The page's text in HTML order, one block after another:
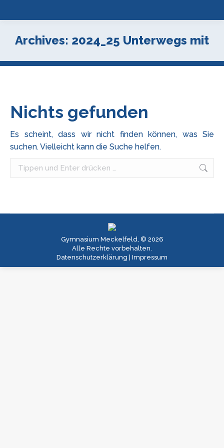
Archives: 2024_25 Unterwegs mit
Nichts gefunden
Es scheint, dass wir nicht finden können, was Sie
suchen. Vielleicht kann die Suche helfen.
Search:
Gymnasium Meckelfeld, © 2026
Alle Rechte vorbehalten.
Datenschutzerklärung
Impressum